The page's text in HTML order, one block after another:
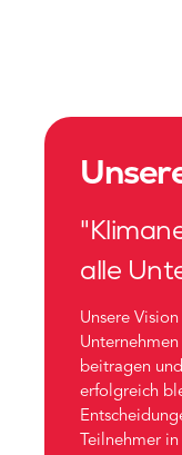
alle
Unsere
beitragen
erfolgreich
Teilnehmer